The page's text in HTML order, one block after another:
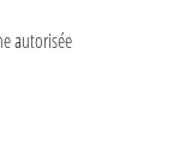
autorisée